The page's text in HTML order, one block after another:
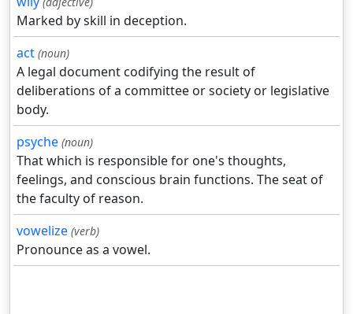
Marked by skill in deception.
act (noun)
A legal document codifying the result of
deliberations of a committee or society or legislative
body.
psyche (noun)
That which is responsible for one's thoughts,
feelings, and conscious brain functions. The seat of
the faculty of reason.
vowelize (verb)
Pronounce as a vowel.